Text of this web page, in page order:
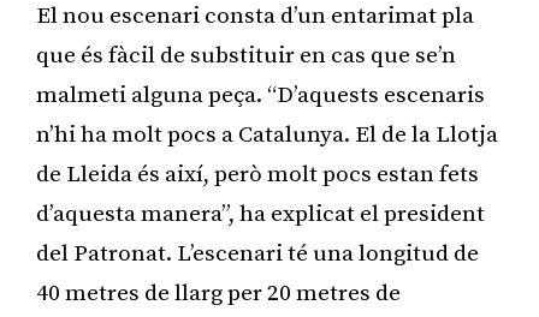
El nou escenari consta d’un entarimat pla
que és fàcil de substituir en cas que se’n
malmeti alguna peça. “D’aquests escenaris
n’hi ha molt pocs a Catalunya. El de la Llotja
de Lleida és així, però molt pocs estan fets
d’aquesta manera”, ha explicat el president
del Patronat. L’escenari té una longitud de
40 metres de llarg per 20 metres de